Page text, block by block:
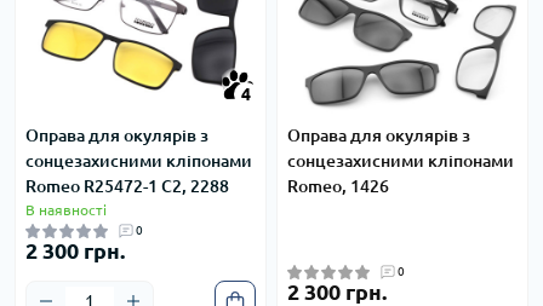
4
4
Оправа для окулярів з
сонцезахисними кліпонами
Romeo R25472-1 С2, 2288
В наявності
0
2 300 грн.
Оправа для окулярів з
сонцезахисними кліпонами
Romeo, 1426
0
2 300 грн.